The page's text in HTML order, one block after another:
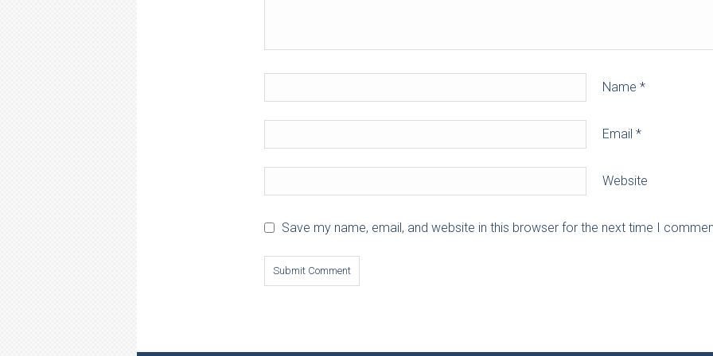
Name *
Email *
Website
Save my name, email, and website in this browser for the next time I